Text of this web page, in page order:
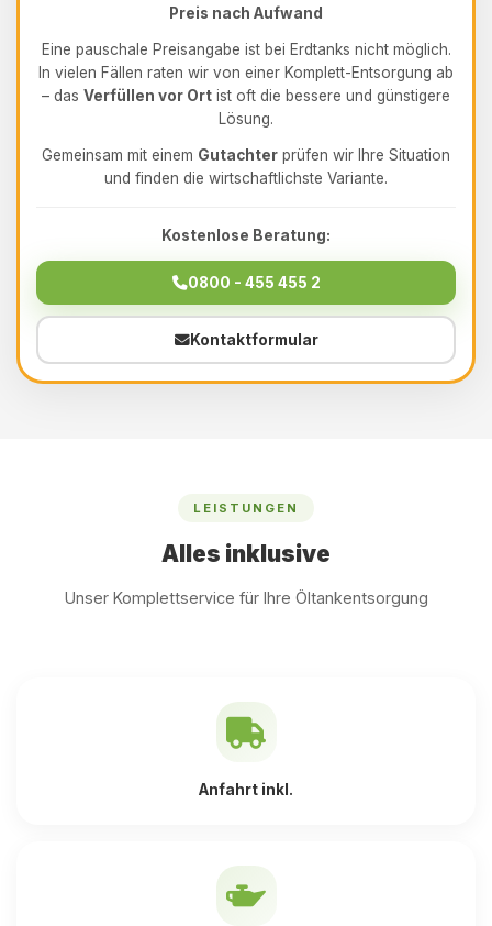
Preis nach Aufwand
Eine pauschale Preisangabe ist bei Erdtanks nicht möglich.
In vielen Fällen raten wir von einer Komplett-Entsorgung ab
– das Verfüllen vor Ort ist oft die bessere und günstigere
Lösung.
Gemeinsam mit einem Gutachter prüfen wir Ihre Situation
und finden die wirtschaftlichste Variante.
Kostenlose Beratung:
0800 - 455 455 2
Kontaktformular
LEISTUNGEN
Alles inklusive
Unser Komplettservice für Ihre Öltankentsorgung
Anfahrt inkl.